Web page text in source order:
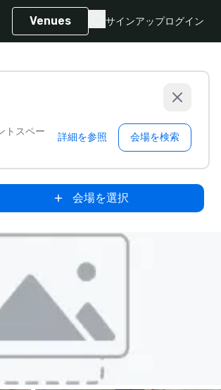
Venues サインアップログイン
トスペー
詳細を参照 会場を検索
会場を選択